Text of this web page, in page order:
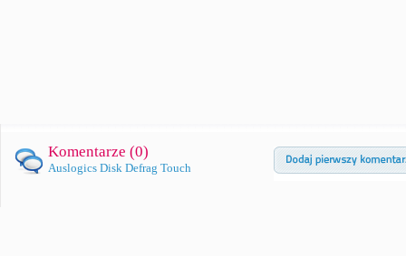
Komentarze (0)
Auslogics Disk Defrag Touch